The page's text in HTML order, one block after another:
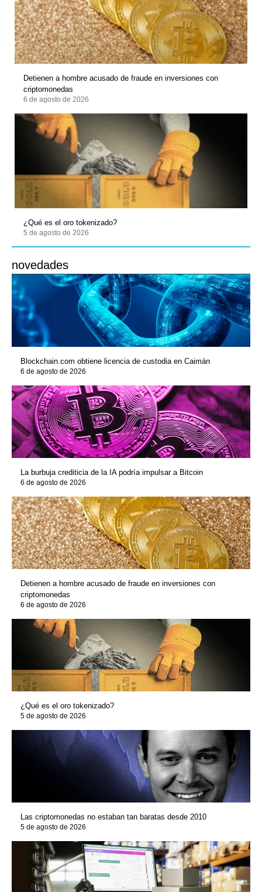
Detienen a hombre acusado de fraude en inversiones con
criptomonedas
6 de agosto de 2026
¿Qué es el oro tokenizado?
5 de agosto de 2026
novedades
Blockchain.com obtiene licencia de custodia en Caimán
6 de agosto de 2026
La burbuja crediticia de la IA podría impulsar a Bitcoin
6 de agosto de 2026
Detienen a hombre acusado de fraude en inversiones con
criptomonedas
6 de agosto de 2026
¿Qué es el oro tokenizado?
5 de agosto de 2026
Las criptomonedas no estaban tan baratas desde 2010
5 de agosto de 2026